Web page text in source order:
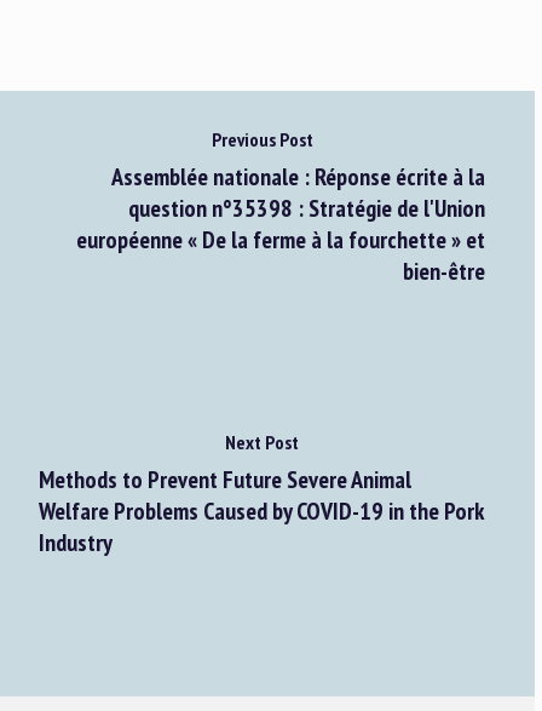
Previous Post
Assemblée nationale : Réponse écrite à la
question n°35398 : Stratégie de l'Union
européenne « De la ferme à la fourchette » et
bien-être
Next Post
Methods to Prevent Future Severe Animal
Welfare Problems Caused by COVID-19 in the Pork
Industry
relation avec le CNR BEA. *
Les champs suivis de * sont obligatoires